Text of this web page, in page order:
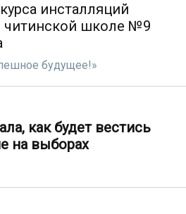
инсталляций
читинской школе №9
будущее!»
как будет вестись
на выборах